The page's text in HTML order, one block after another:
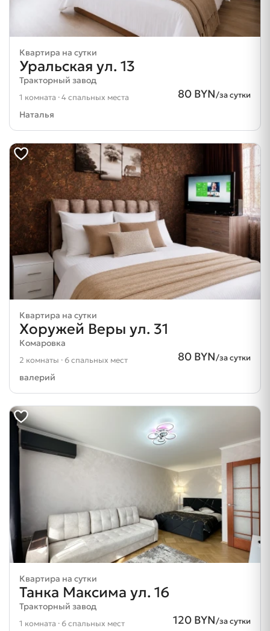
Квартира на сутки
Уральская ул. 13
Тракторный завод
80 BYN/за сутки
1 комната · 4 спальных места
Наталья
Квартира на сутки
Хоружей Веры ул. 31
Комаровка
80 BYN/за сутки
2 комнаты · 6 спальных мест
валерий
Квартира на сутки
Танка Максима ул. 16
Тракторный завод
120 BYN/за сутки
1 комната · 6 спальных мест